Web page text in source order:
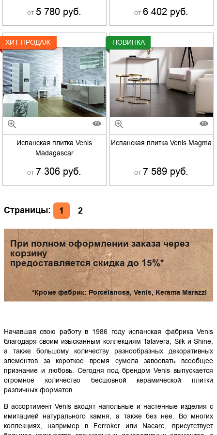
от 5 780 руб. от 6 402 руб.
Испанская плитка Venis
Madagascar
от 7 306 руб.
ХИТ ПРОДАЖ
Испанская плитка Venis Magma
от 7 589 руб.
НОВИНКА
Страницы: 1 2
При полном оформлении заказа через
корзину
предоставляется скидка до 15%*
*Кроме фабрик: Porcelanosa, Venis, Kerama Marazzi
Начавшая свою работу в 1986 году испанская фабрика Venis
благодаря своим изысканным коллекциям Talavera, Silk и Shine,
а также большому количеству разнообразных декоративных
элементов за короткое время сумела завоевать всеобщее
признание и любовь. Сегодня под брендом Venis выпускается
огромное количество бесшовной керамической плитки
различных форматов.
В ассортимент Venis входят напольные и настенные изделия с
имитацией натурального камня, а также без нее. Во многих
коллекциях, например в Ferroker или Nacare, присутствует